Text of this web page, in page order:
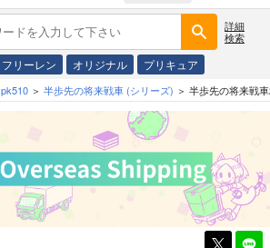
詳細
検索
フリーレン オリジナル プリキュア
pk510 半歩先の将来戦車 (シリーズ) 半歩先の将来戦